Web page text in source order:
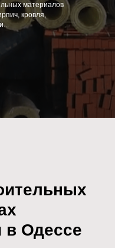
материалов
кровля,
в Одессе